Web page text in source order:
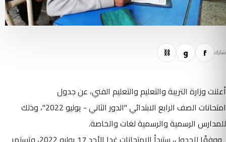
شارك f و ⛓
أعلنت وزارة التريبة والتعليم والتعليم الفني، عن جدول
امتحانات الصف الرابع الابتدائي "الدور الثاني - يوليو 2022"، وذلك
للمدارس الرسمية والرسمية لغات والخاصة.